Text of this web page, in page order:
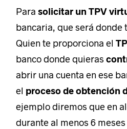
Para solicitar un TPV
bancaria, que será donde
Quien te proporciona el
banco donde quieras
abrir una cuenta en ese
el proceso de obtención
ejemplo diremos que en
durante al menos 6